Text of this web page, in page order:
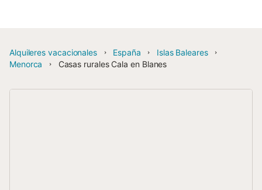
Alquileres vacacionales España
Islas Baleares
Menorca
Casas rurales Cala en Blanes